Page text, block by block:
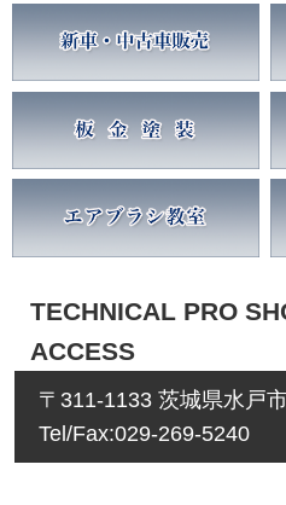
TECHNICAL PRO
ACCESS
〒311-1133 茨城県水戸
Tel/Fax:029-269-5240